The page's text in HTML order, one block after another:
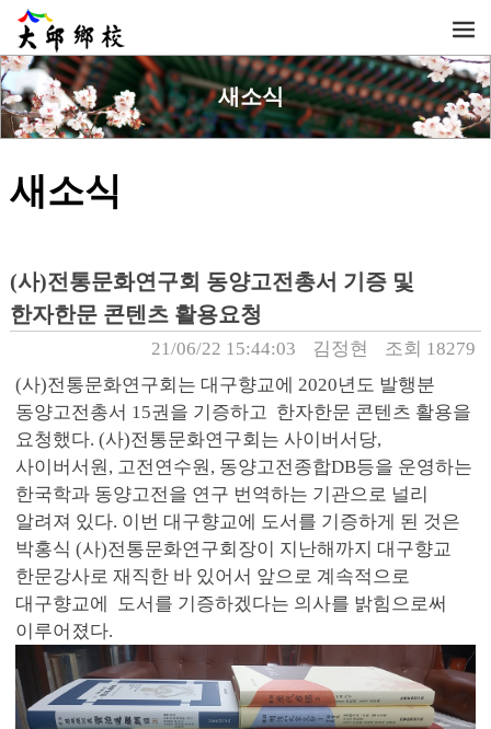
새소식
새소식
(사)전통문화연구회 동양고전총서 기증 및
한자한문 콘텐츠 활용요청
21/06/22 15:44:03 김정현
조회 18279
(사)전통문화연구회는 대구향교에 2020년도 발행분
동양고전총서 15권을 기증하고 한자한문 콘텐츠 활용을
요청했다. (사)전통문화연구회는 사이버서당,
사이버서원, 고전연수원, 동양고전종합DB등을 운영하는
한국학과 동양고전을 연구 번역하는 기관으로 널리
알려져 있다. 이번 대구향교에 도서를 기증하게 된 것은
박홍식 (사)전통문화연구회장이 지난해까지 대구향교
한문강사로 재직한 바 있어서 앞으로 계속적으로
대구향교에 도서를 기증하겠다는 의사를 밝힘으로써
이루어졌다.